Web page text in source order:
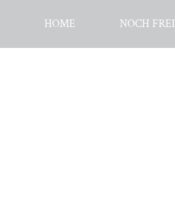
HOME NOCH FREI